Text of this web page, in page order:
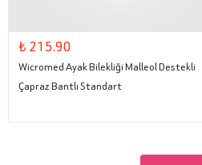
₺ 215.90
Wicromed Ayak Bilekliği Malleol Destekli
Çapraz Bantlı Standart